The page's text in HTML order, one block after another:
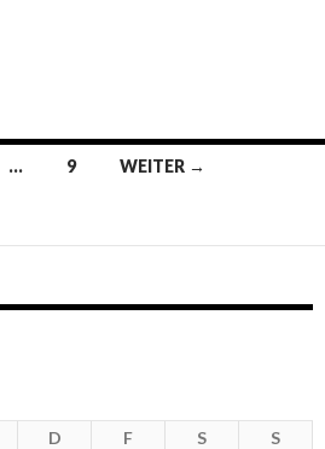
… 9 WEITER →
D F S
S